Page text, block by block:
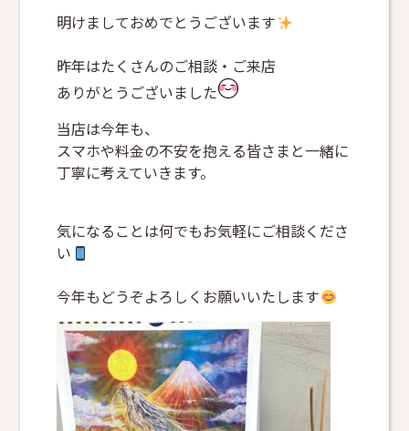
明けましておめでとうございます
昨年はたくさんのご相談・ご来店
ありがとうございました
当店は今年も、
スマホや料金の不安を抱える皆さまと一緒に
丁寧に考えていきます。
気になることは何でもお気軽にご相談くださ
い
今年もどうぞよろしくお願いいたします